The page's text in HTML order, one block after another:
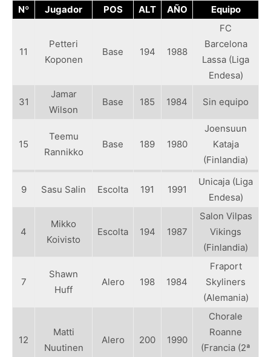
Nº Jugador POS ALT AÑO Equipo
11
Petteri
Koponen
Base 194 1988
FC
Barcelona
Lassa (Liga
Endesa)
31
Jamar
Wilson
Base 185 1984 Sin equipo
15
Teemu
Rannikko
Base 189 1980
Joensuun
Kataja
(Finlandia)
9 Sasu Salin Escolta 191 1991
Unicaja (Liga
Endesa)
4
Mikko
Koivisto
Escolta 194 1987
Salon Vilpas
Vikings
(Finlandia)
7
Shawn
Huff
Alero 198 1984
Fraport
Skyliners
(Alemania)
12
Matti
Nuutinen
Alero 200 1990
Chorale
Roanne
(Francia (2ª